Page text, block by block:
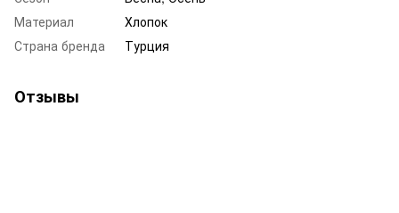
Материал
Хлопок
Страна бренда
Турция
Отзывы